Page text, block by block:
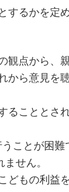
るかを定め
点から、
ら意見を
こととされ
ことが困難
せん。
もの利益